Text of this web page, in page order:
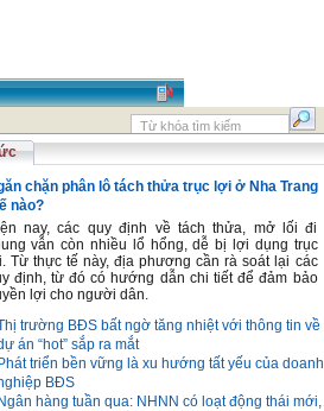
chặn phân lô tách thửa trục lợi ở Nha Trang
nào?
nay, các quy định về tách thửa, mở lối đi
vẫn còn nhiều lổ hổng, dễ bị lợi dụng trục
Từ thực tế này, địa phương cần rà soát lại các
định, từ đó có hướng dẫn chi tiết để đảm bảo
lợi cho người dân.
trường BĐS bất ngờ tăng nhiệt với thông tin về
án “hot” sắp ra mắt
Phát triển bền vững là xu hướng tất yếu của doanh
BĐS
Ngân hàng tuần qua: NHNN có loạt động thái mới,